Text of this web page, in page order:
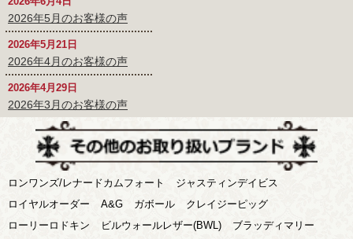
2026年5月のお客様の声
2026年5月21日
2026年4月のお客様の声
2026年4月29日
2026年3月のお客様の声
ロンワンズ/レナードカムフォート
ジャスティンデイビス
ロイヤルオーダー
A&G ガボール
クレイジーピッグ
ローリーロドキン
ビルウォールレザー(BWL)
ブラッディマリー